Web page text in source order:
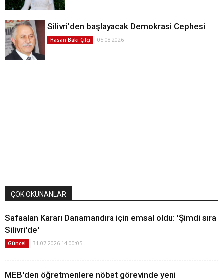
Silivri'den başlayacak Demokrasi Cephesi
Hasan Baki Çifçi 05.08.2026
ÇOK OKUNANLAR
Safaalan Kararı Danamandıra için emsal oldu: 'Şimdi sıra
Silivri'de'
Güncel 31.07.2026 14:00:05
MEB'den öğretmenlere nöbet görevinde yeni